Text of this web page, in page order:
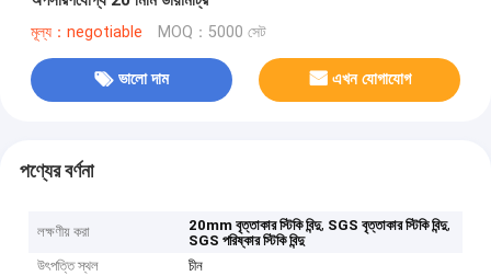
মূল্য：negotiable MOQ：5000 সেট
ভালো দাম এখন যোগাযোগ
পণ্যের বর্ণনা
লক্ষণীয় করা 20mm বৃত্তাকার স্টিকি বিন্দু, SGS বৃত্তাকার স্টিকি বিন্দু,
SGS পরিষ্কার স্টিকি বিন্দু
উৎপত্তি স্থল
চীন